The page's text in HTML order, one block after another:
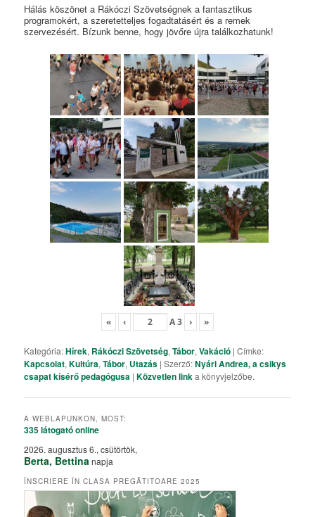
Hálás köszönet a Rákóczi Szövetségnek a fantasztikus
programokért, a szeretetteljes fogadtatásért és a remek
szervezésért. Bízunk benne, hogy jövőre újra találkozhatunk!
« ‹ A3 › »
Kategória:Hírek, Rákóczi Szövetség,Tábor,Vakáció | Címke:
Kapcsolat,Kultúra,Tábor, Utazás | Szerző:Nyári Andrea, a csikys
csapat kísérő pedagógusa |Közvetlen linka könyvjelzőbe.
A WEBLAPUNKON, MOST:
335 látogatóonline
2026. augusztus 6., csütörtök,
Berta, Bettinanapja
ÎNSCRIERE ÎN CLASA PREGĂTITOARE 2025